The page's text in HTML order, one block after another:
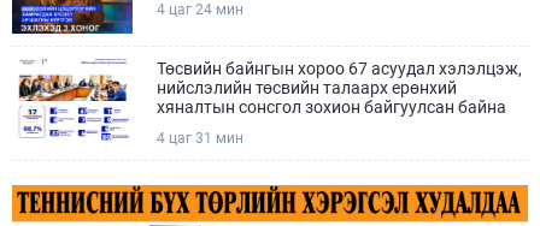
4 цаг 24 мин
Төсвийн байнгын хороо 67 асуудал хэлэлцэж,
нийслэлийн төсвийн талаарх ерөнхий
хяналтын сонсгол зохион байгуулсан байна
4 цаг 31 мин